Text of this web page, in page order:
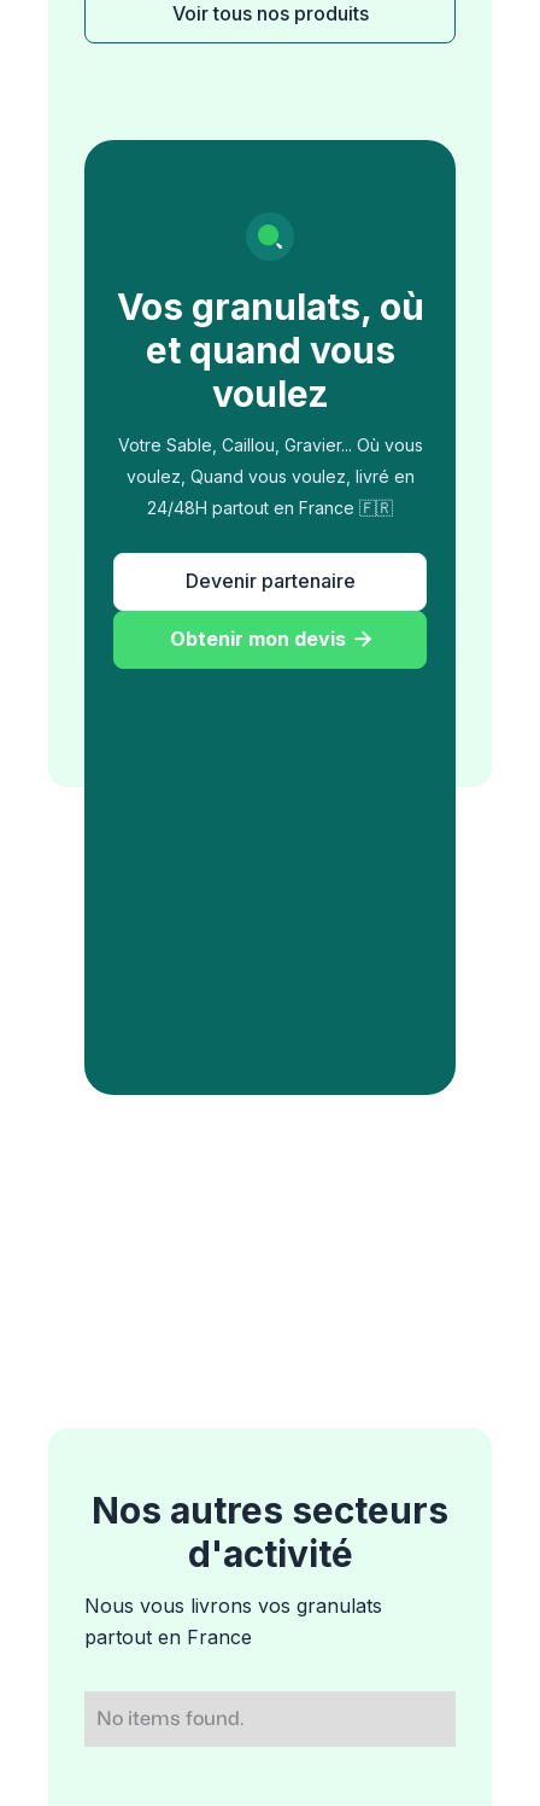
Voir tous nos produits
Vos granulats, où
et quand vous
voulez
Votre Sable, Caillou, Gravier... Où vous
voulez, Quand vous voulez, livré en
24/48H partout en France 🇫🇷
Devenir partenaire
Obtenir mon devis 
Nos autres secteurs
d'activité
Nous vous livrons vos granulats
partout en France
No items found.